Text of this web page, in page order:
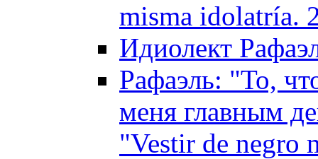
misma idolatría.
Идиолект
Рафаэль: "То,
меня главным
"Vestir de negro